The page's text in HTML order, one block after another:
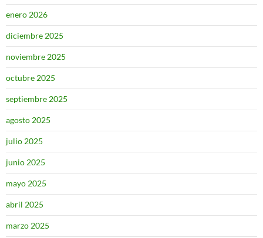
enero 2026
diciembre 2025
noviembre 2025
octubre 2025
septiembre 2025
agosto 2025
julio 2025
junio 2025
mayo 2025
abril 2025
marzo 2025